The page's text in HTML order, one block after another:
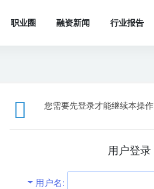
职业圈 融资新闻 行业报告
您需要先登录才能继续本操作
用户登录
用户名